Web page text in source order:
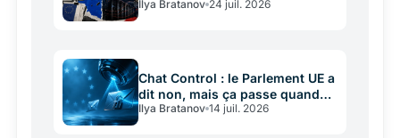
Ilya Bratanov 24 juil. 2026
Chat Control : le Parlement UE a
dit non, mais ça passe quand
même
Ilya Bratanov 14 juil. 2026